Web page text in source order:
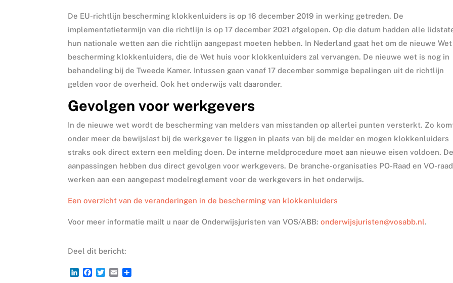
De EU-richtlijn bescherming klokkenluiders is op 16 december 2019 in werking getreden. De
implementatietermijn van die richtlijn is op 17 december 2021 afgelopen. Op die datum hadden alle
hun nationale wetten aan die richtlijn aangepast moeten hebben. In Nederland gaat het om de nieuwe Wet
bescherming klokkenluiders, die de Wet huis voor klokkenluiders zal vervangen. De nieuwe wet is nog in
behandeling bij de Tweede Kamer. Intussen gaan vanaf 17 december sommige bepalingen uit de richtlijn
gelden voor de overheid. Ook het onderwijs valt daaronder.
Gevolgen voor werkgevers
In de nieuwe wet wordt de bescherming van melders van misstanden op allerlei punten versterkt. Zo
onder meer de bewijslast bij de werkgever te liggen in plaats van bij de melder en mogen klokkenluiders
straks ook direct extern een melding doen. De interne meldprocedure moet aan nieuwe eisen voldoen. De
aanpassingen hebben dus direct gevolgen voor werkgevers. De branche-organisaties PO-Raad en VO-raad
werken aan een aangepast modelreglement voor de werkgevers in het onderwijs.
Een overzicht van de veranderingen in de bescherming van klokkenluiders
Voor meer informatie mailt u naar de Onderwijsjuristen van VOS/ABB:onderwijsjuristen@vosabb.nl.
Deel dit bericht:
L
F
T
E